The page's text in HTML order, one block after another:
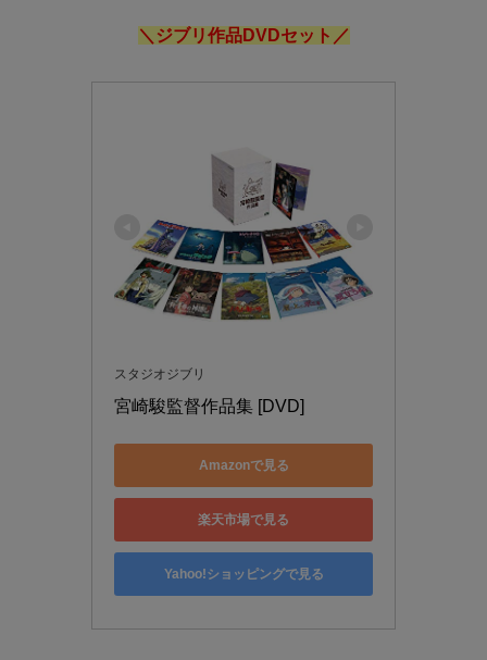
＼ジブリ作品DVDセット／
スタジオジブリ
宮崎駿監督作品集 [DVD]
Amazonで見る
楽天市場で見る
Yahoo!ショッピングで見る